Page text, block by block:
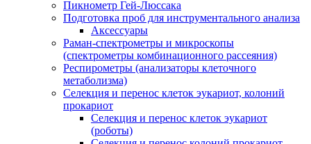
Пикнометр Гей-Люссака
Подготовка проб для инструментального анализа
Аксессуары
Раман-спектрометры и микроскопы
(спектрометры комбинационного рассеяния)
Респирометры (анализаторы клеточного
метаболизма)
Селекция и перенос клеток эукариот, колоний
прокариот
Селекция и перенос клеток эукариот
(роботы)